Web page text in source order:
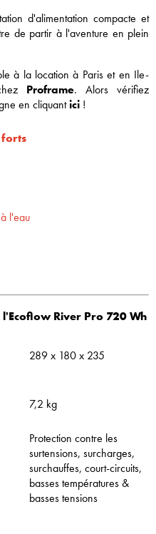
d'alimentation compacte et
de partir à l'aventure en plein
à la location à Paris et en Ile-
Proframe. Alors vérifiez
en cliquantici !
forts
l'eau
River Pro 720 Wh
289 x 180 x 235
7,2 kg
Protection contre les
surtensions, surcharges,
surchauffes, court-circuits,
basses températures &
basses tensions